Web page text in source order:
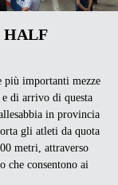
HALF
più importanti mezze
di arrivo di questa
in provincia
gli atleti da quota
metri, attraverso
che consentono ai